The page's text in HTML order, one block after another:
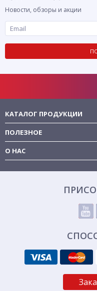
Новости, обзоры и акции
КАТАЛОГ ПРОДУКЦИИ
ПОЛЕЗНОЕ
О НАС